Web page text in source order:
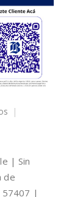
en
| Sin
de
57407 |